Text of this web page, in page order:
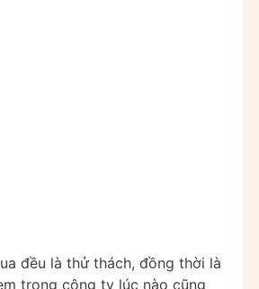
đều là thử thách, đồng thời là
trong công ty lúc nào cũng